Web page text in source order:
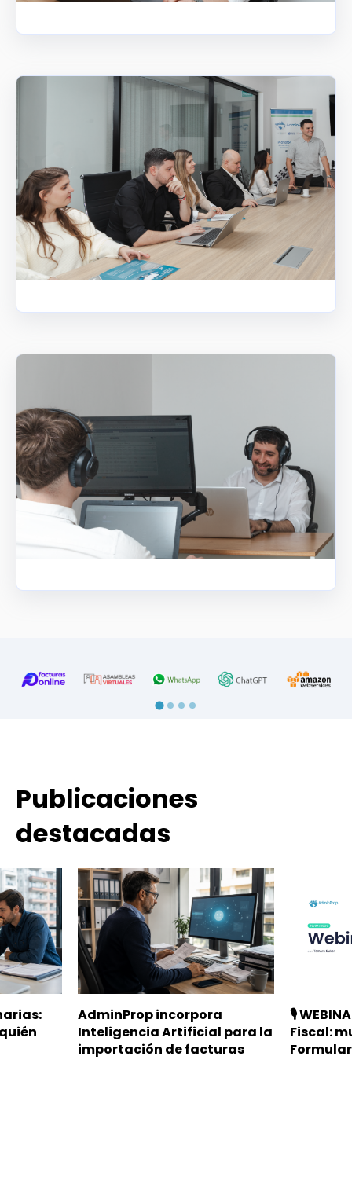
Publicaciones
destacadas
AdminProp incorpora
Inteligencia Artificial para la
importación de facturas
🎙️
Fiscal: